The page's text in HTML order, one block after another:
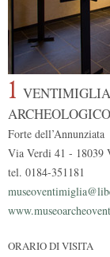
1
Forte dell’Annunziata
Via Verdi 41 - 18039
tel. 0184-351181
ORARIO DI VISITA